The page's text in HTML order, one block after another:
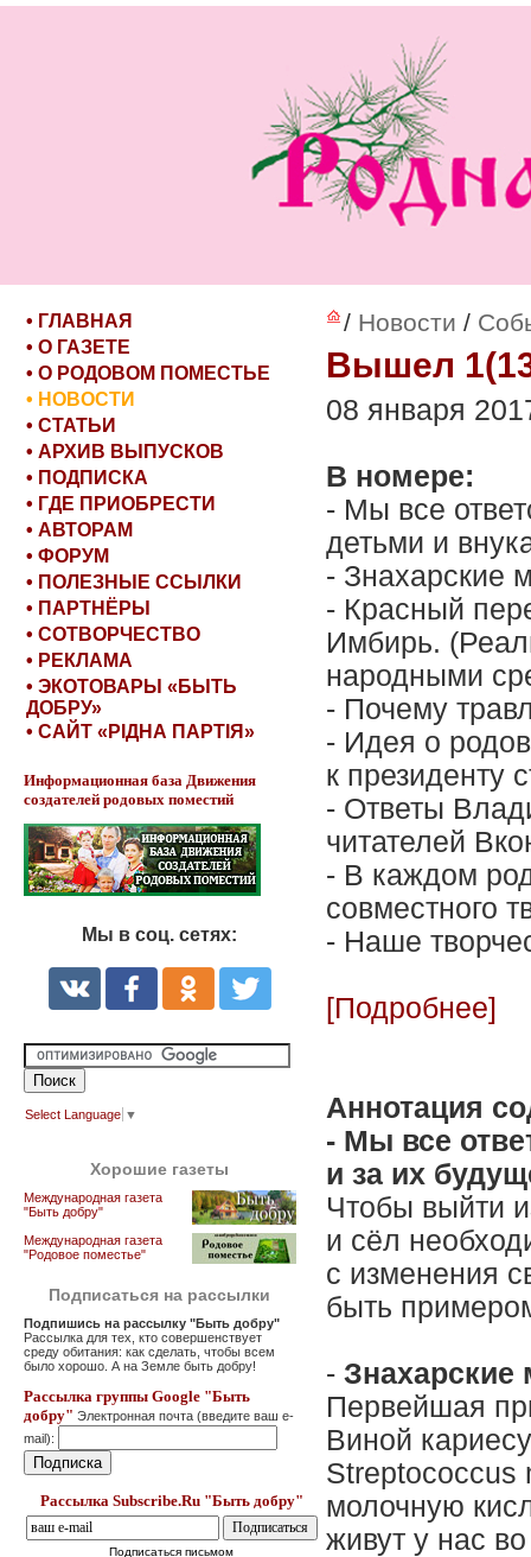
• ГЛАВНАЯ
• О ГАЗЕТЕ
• О РОДОВОМ ПОМЕСТЬЕ
• НОВОСТИ
• СТАТЬИ
• АРХИВ ВЫПУСКОВ
• ПОДПИСКА
• ГДЕ ПРИОБРЕСТИ
• АВТОРАМ
• ФОРУМ
• ПОЛЕЗНЫЕ ССЫЛКИ
• ПАРТНЁРЫ
• СОТВОРЧЕСТВО
• РЕКЛАМА
• ЭКОТОВАРЫ «БЫТЬ
ДОБРУ»
• САЙТ «РІДНА ПАРТІЯ»
Информационная база Движения
создателей родовых поместий
Мы в соц. сетях:
Select Language ▼
Хорошие газеты
Международная газета
"Быть добру"
Международная газета
"Родовое поместье"
Подписаться на рассылки
Подпишись на рассылку "Быть добру"
Рассылка для тех, кто совершенствует
среду обитания: как сделать, чтобы всем
было хорошо. А на Земле быть добру!
Рассылка группы Google "Быть
добру" Электронная почта (введите ваш e-
mail):
Рассылка Subscribe.Ru "Быть добру"
Подписаться письмом
/ Новости /
Вышел
08 января
В номере:
- Мы все
детьми и
- Знахарские
- Красный
Имбирь.
народными
- Почему
- Идея о
к президенту
- Ответы
читателей
- В каждом
совместного
- Наше
[Подробнее]
Аннотация
- Мы все
и за их
Чтобы выйти
и сёл
с изменения
быть
- Знахарские
Первейшая
Виной
Streptococcus
молочную
живут у нас